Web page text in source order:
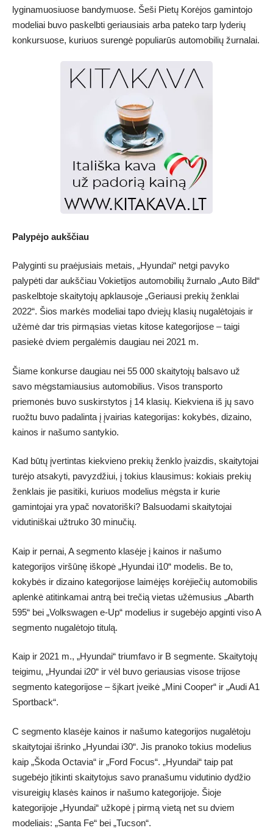
lyginamuosiuose bandymuose. Šeši Pietų Korėjos gamintojo
modeliai buvo paskelbti geriausiais arba pateko tarp lyderių
konkursuose, kuriuos surengė populiarūs automobilių žurnalai.
Palypėjo aukščiau
Palyginti su praėjusiais metais, „Hyundai“ netgi pavyko
palypėti dar aukščiau Vokietijos automobilių žurnalo „Auto Bild“
paskelbtoje skaitytojų apklausoje „Geriausi prekių ženklai
2022“. Šios markės modeliai tapo dviejų klasių nugalėtojais ir
užėmė dar tris pirmąsias vietas kitose kategorijose – taigi
pasiekė dviem pergalėmis daugiau nei 2021 m.
Šiame konkurse daugiau nei 55 000 skaitytojų balsavo už
savo mėgstamiausius automobilius. Visos transporto
priemonės buvo suskirstytos į 14 klasių. Kiekviena iš jų savo
ruožtu buvo padalinta į įvairias kategorijas: kokybės, dizaino,
kainos ir našumo santykio.
Kad būtų įvertintas kiekvieno prekių ženklo įvaizdis, skaitytojai
turėjo atsakyti, pavyzdžiui, į tokius klausimus: kokiais prekių
ženklais jie pasitiki, kuriuos modelius mėgsta ir kurie
gamintojai yra ypač novatoriški? Balsuodami skaitytojai
vidutiniškai užtruko 30 minučių.
Kaip ir pernai, A segmento klasėje į kainos ir našumo
kategorijos viršūnę iškopė „Hyundai i10“ modelis. Be to,
kokybės ir dizaino kategorijose laimėjęs korėjiečių automobilis
aplenkė atitinkamai antrą bei trečią vietas užėmusius „Abarth
595“ bei „Volkswagen e-Up“ modelius ir sugebėjo apginti viso A
segmento nugalėtojo titulą.
Kaip ir 2021 m., „Hyundai“ triumfavo ir B segmente. Skaitytojų
teigimu, „Hyundai i20“ ir vėl buvo geriausias visose trijose
segmento kategorijose – šįkart įveikė „Mini Cooper“ ir „Audi A1
Sportback“.
C segmento klasėje kainos ir našumo kategorijos nugalėtoju
skaitytojai išrinko „Hyundai i30“. Jis pranoko tokius modelius
kaip „Škoda Octavia“ ir „Ford Focus“. „Hyundai“ taip pat
sugebėjo įtikinti skaitytojus savo pranašumu vidutinio dydžio
visureigių klasės kainos ir našumo kategorijoje. Šioje
kategorijoje „Hyundai“ užkopė į pirmą vietą net su dviem
modeliais: „Santa Fe“ bei „Tucson“.